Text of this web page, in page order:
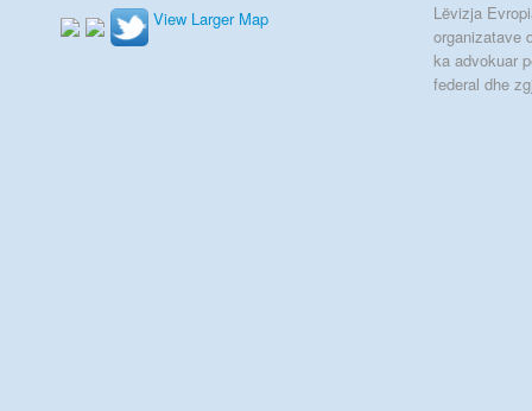
View Larger Map
Lëvizja
organizatave
ka advokuar
federal dhe